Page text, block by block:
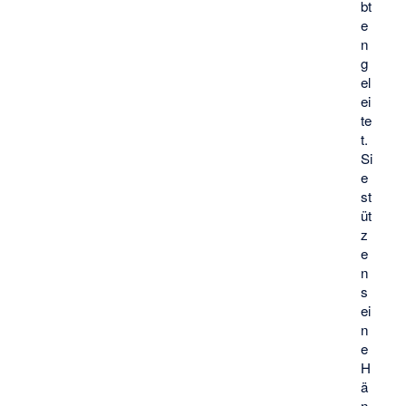
bt
e
n
g
el
ei
te
t.
Si
e
st
üt
z
e
n
s
ei
n
e
H
ä